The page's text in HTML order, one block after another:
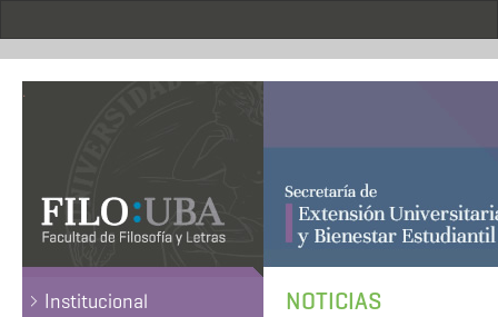
.
Institucional
NOTICIAS